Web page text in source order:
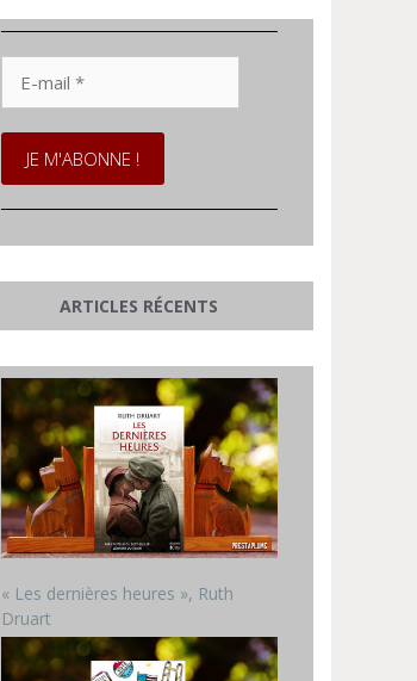
mail
*
ARTICLES RÉCENTS
« Les dernières heures », Ruth
Druart